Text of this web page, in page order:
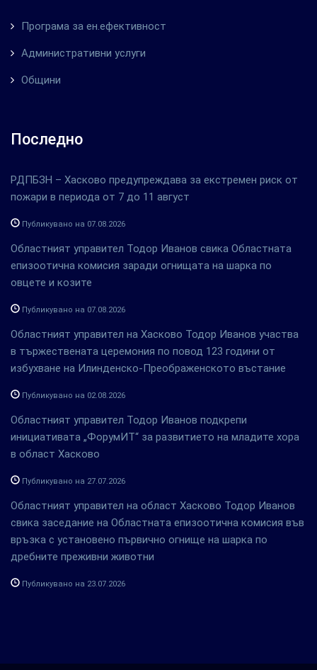
Програма за ен.ефективност
Административни услуги
Общини
Последно
РДПБЗН – Хасково предупреждава за екстремен риск от
пожари в периода от 7 до 11 август
Публикувано на 07.08.2026
Областният управител Тодор Иванов свика Областната
епизоотична комисия заради огнищата на шарка по
овцете и козите
Публикувано на 07.08.2026
Областният управител на Хасково Тодор Иванов участва
в тържествената церемония по повод 123 години от
избухване на Илинденско-Преображенското въстание
Публикувано на 02.08.2026
Областният управител Тодор Иванов подкрепи
инициативата „ФорумИТ“ за развитието на младите хора
в област Хасково
Публикувано на 27.07.2026
Областният управител на област Хасково Тодор Иванов
свика заседание на Областната епизоотична комисия във
връзка с установено първично огнище на шарка по
дребните преживни животни
Публикувано на 23.07.2026